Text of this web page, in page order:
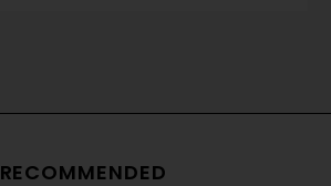
RECOMMENDED